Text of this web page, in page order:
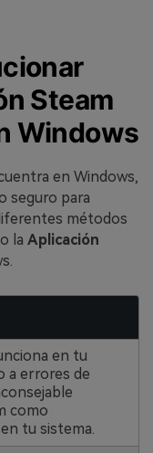
Steam
Windows
en Windows,
seguro para
métodos
la Aplicación
en tu
a errores de
como
tu sistema.